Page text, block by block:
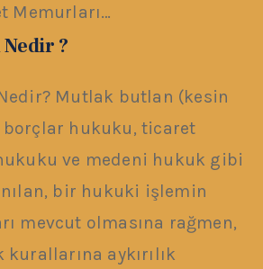
Memurları…
?
Mutlak butlan (kesin
hukuku, ticaret
ve medeni hukuk gibi
bir hukuki işlemin
mevcut olmasına rağmen,
aykırılık